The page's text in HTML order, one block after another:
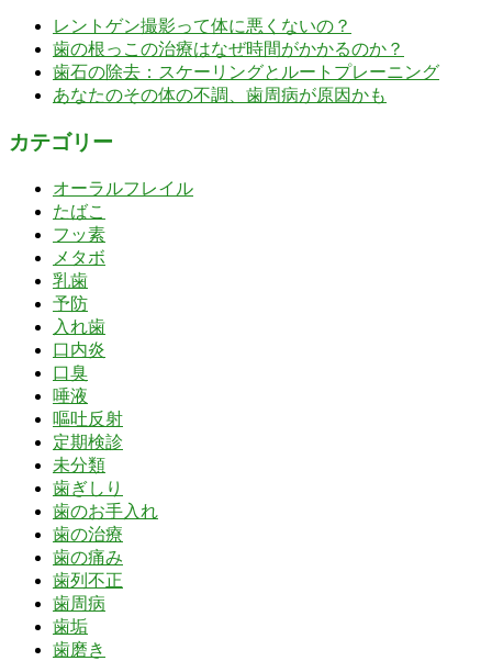
レントゲン撮影って体に悪くないの？
歯の根っこの治療はなぜ時間がかかるのか？
歯石の除去：スケーリングとルートプレーニング
あなたのその体の不調、歯周病が原因かも
カテゴリー
オーラルフレイル
たばこ
フッ素
メタボ
乳歯
予防
入れ歯
口内炎
口臭
唾液
嘔吐反射
定期検診
未分類
歯ぎしり
歯のお手入れ
歯の治療
歯の痛み
歯列不正
歯周病
歯垢
歯磨き